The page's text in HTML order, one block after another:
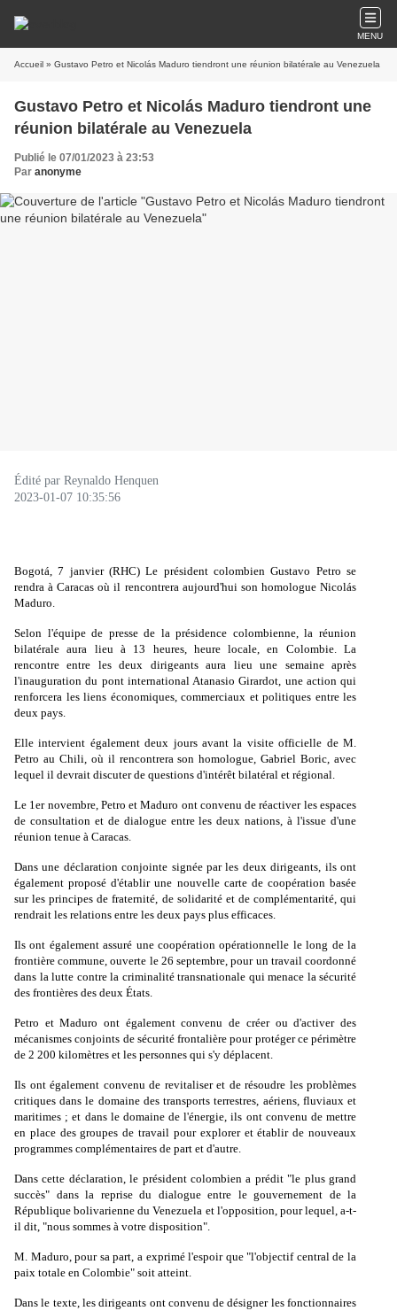
MENU
Accueil » Gustavo Petro et Nicolás Maduro tiendront une réunion bilatérale au Venezuela
Gustavo Petro et Nicolás Maduro tiendront une
réunion bilatérale au Venezuela
Publié le 07/01/2023 à 23:53
Par anonyme
Édité par Reynaldo Henquen
2023-01-07 10:35:56
Bogotá, 7 janvier (RHC) Le président colombien Gustavo Petro se
rendra à Caracas où il rencontrera aujourd'hui son homologue Nicolás
Maduro.
Selon l'équipe de presse de la présidence colombienne, la réunion
bilatérale aura lieu à 13 heures, heure locale, en Colombie. La
rencontre entre les deux dirigeants aura lieu une semaine après
l'inauguration du pont international Atanasio Girardot, une action qui
renforcera les liens économiques, commerciaux et politiques entre les
deux pays.
Elle intervient également deux jours avant la visite officielle de M.
Petro au Chili, où il rencontrera son homologue, Gabriel Boric, avec
lequel il devrait discuter de questions d'intérêt bilatéral et régional.
Le 1er novembre, Petro et Maduro ont convenu de réactiver les espaces
de consultation et de dialogue entre les deux nations, à l'issue d'une
réunion tenue à Caracas.
Dans une déclaration conjointe signée par les deux dirigeants, ils ont
également proposé d'établir une nouvelle carte de coopération basée
sur les principes de fraternité, de solidarité et de complémentarité, qui
rendrait les relations entre les deux pays plus efficaces.
Ils ont également assuré une coopération opérationnelle le long de la
frontière commune, ouverte le 26 septembre, pour un travail coordonné
dans la lutte contre la criminalité transnationale qui menace la sécurité
des frontières des deux États.
Petro et Maduro ont également convenu de créer ou d'activer des
mécanismes conjoints de sécurité frontalière pour protéger ce périmètre
de 2 200 kilomètres et les personnes qui s'y déplacent.
Ils ont également convenu de revitaliser et de résoudre les problèmes
critiques dans le domaine des transports terrestres, aériens, fluviaux et
maritimes ; et dans le domaine de l'énergie, ils ont convenu de mettre
en place des groupes de travail pour explorer et établir de nouveaux
programmes complémentaires de part et d'autre.
Dans cette déclaration, le président colombien a prédit "le plus grand
succès" dans la reprise du dialogue entre le gouvernement de la
République bolivarienne du Venezuela et l'opposition, pour lequel, a-t-
il dit, "nous sommes à votre disposition".
M. Maduro, pour sa part, a exprimé l'espoir que "l'objectif central de la
paix totale en Colombie" soit atteint.
Dans le texte, les dirigeants ont convenu de désigner les fonctionnaires